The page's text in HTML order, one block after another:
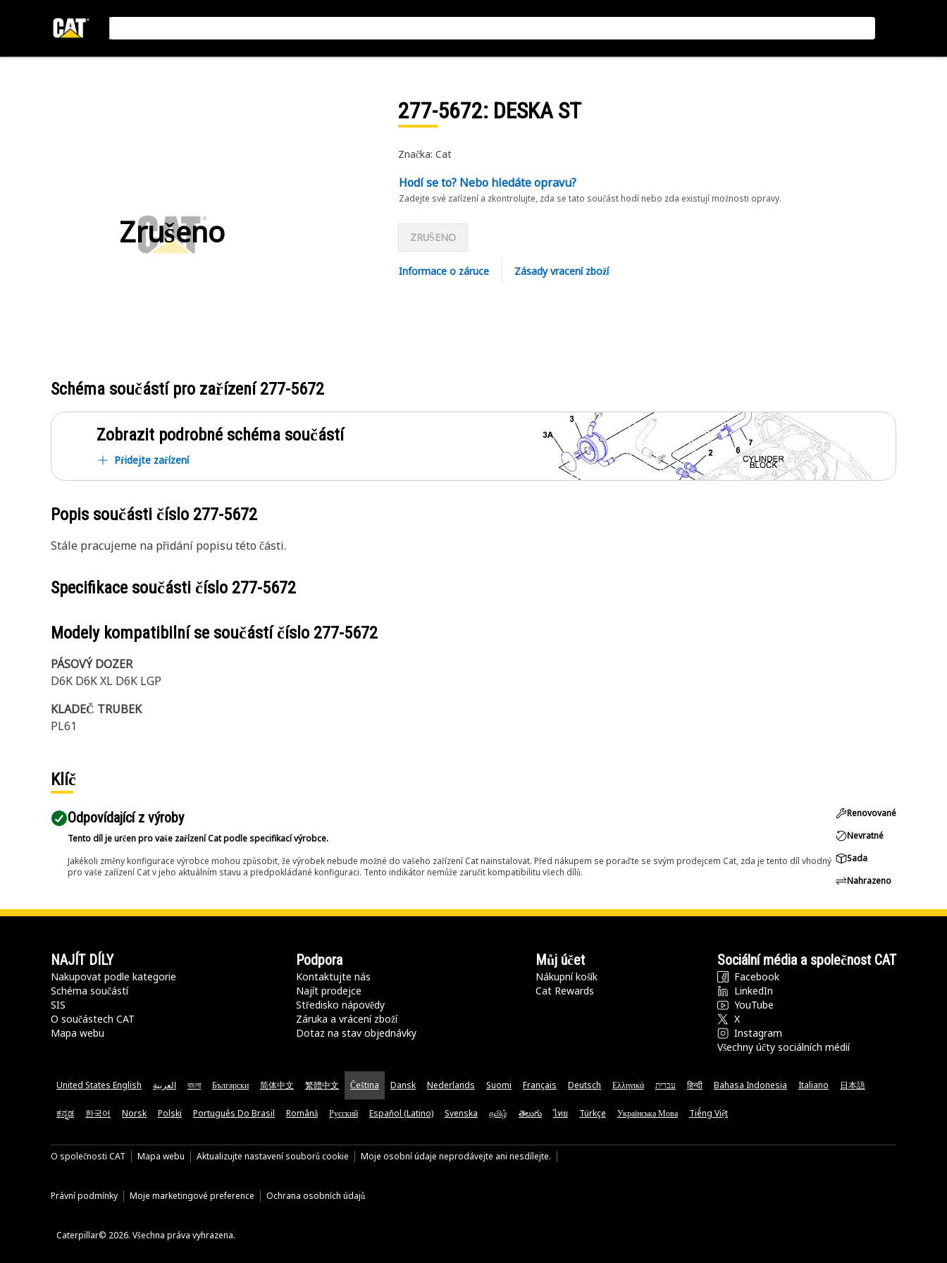
Zrušeno
277-5672: DESKA ST
Značka: Cat
Hodí se to? Nebo hledáte opravu?
Zadejte své zařízení a zkontrolujte, zda se tato součást hodí nebo zda existují možnosti opravy.
ZRUŠENO
Informace o záruce Zásady vracení zboží
Schéma součástí pro zařízení277-5672
Zobrazit podrobné schéma součástí
Přidejte zařízení
Popis součásti číslo 277-5672
Stále pracujeme na přidání popisu této části.
Specifikace součásti číslo 277-5672
Modely kompatibilní se součástí číslo 277-5672
PÁSOVÝ DOZER
D6K D6K XL D6K LGP
KLADEČ TRUBEK
PL61
Klíč
Odpovídající z výroby
Tento díl je určen pro vaše zařízení Cat podle specifikací výrobce.
Jakékoli změny konfigurace výrobce mohou způsobit, že výrobek nebude možné do vašeho zařízení Cat nainstalovat. Před nákupem se poraďte se svým prodejcem Cat, zda je tento díl vhodný
pro vaše zařízení Cat v jeho aktuálním stavu a předpokládané konfiguraci. Tento indikátor nemůže zaručit kompatibilitu všech dílů.
Renovované
Nevratné
Sada
Nahrazeno
NAJÍT DÍLY
Nakupovat podle kategorie
Schéma součástí
SIS
O součástech CAT
Mapa webu
Podpora
Kontaktujte nás
Najít prodejce
Středisko nápovědy
Záruka a vrácení zboží
Dotaz na stav objednávky
Můj účet
Nákupní košík
Cat Rewards
Sociální média a společnost CAT
Facebook
LinkedIn
YouTube
X
Instagram
Všechny účty sociálních médií
United States English العربية বাংলা Български 简体中文 繁體中文 Čeština Dansk Nederlands Suomi Français Deutsch Ελληνικά עברית हिन्दी Bahasa Indonesia Italiano 日本語
ಕನ್ನಡ 한국어 Norsk Polski Português Do Brasil Română Русский Español (Latino) Svenska தமிழ் తెలుగు ไทย Türkçe Українська Мова Tiếng Việt
O společnosti CAT Mapa webu Aktualizujte nastavení souborů cookie Moje osobní údaje neprodávejte ani nesdílejte.
Právní podmínky Moje marketingové preference Ochrana osobních údajů
Caterpillar© 2026. Všechna práva vyhrazena.